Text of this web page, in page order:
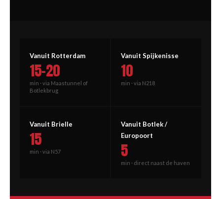
Vanuit Rotterdam
15–20
min · via Maastunnel of
Botlekbrug
Vanuit Spijkenisse
10
min · via N218
Vanuit Brielle
15
min · via N57
Vanuit Botlek /
Europoort
5
min · direct naast de haven